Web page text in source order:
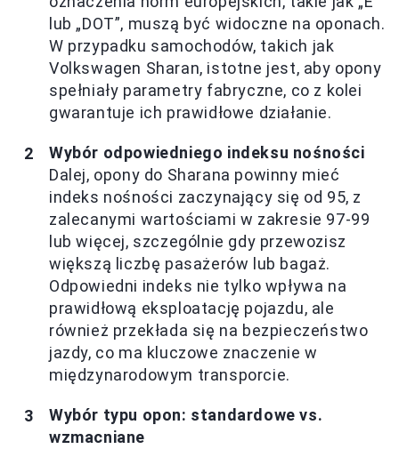
lub „DOT”, muszą być widoczne na oponach.
W przypadku samochodów, takich jak
Volkswagen Sharan, istotne jest, aby opony
spełniały parametry fabryczne, co z kolei
gwarantuje ich prawidłowe działanie.
Wybór odpowiedniego indeksu nośności
Dalej, opony do Sharana powinny mieć
indeks nośności zaczynający się od 95, z
zalecanymi wartościami w zakresie 97-99
lub więcej, szczególnie gdy przewozisz
większą liczbę pasażerów lub bagaż.
Odpowiedni indeks nie tylko wpływa na
prawidłową eksploatację pojazdu, ale
również przekłada się na bezpieczeństwo
jazdy, co ma kluczowe znaczenie w
międzynarodowym transporcie.
Wybór typu opon: standardowe vs.
wzmacniane